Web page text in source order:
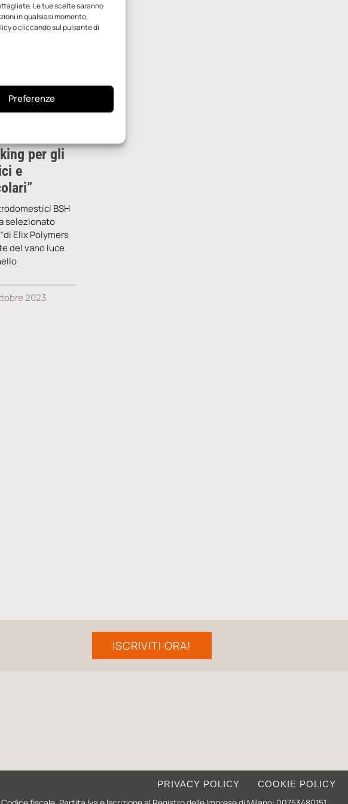
Le tue scelte saranno
in qualsiasi momento,
o cliccando sul pulsante di
Preferenze
per gli
e
BSH
selezionato
Elix Polymers
del vano luce
2023
ISCRIVITI ORA!
PRIVACY POLICY COOKIE POLICY